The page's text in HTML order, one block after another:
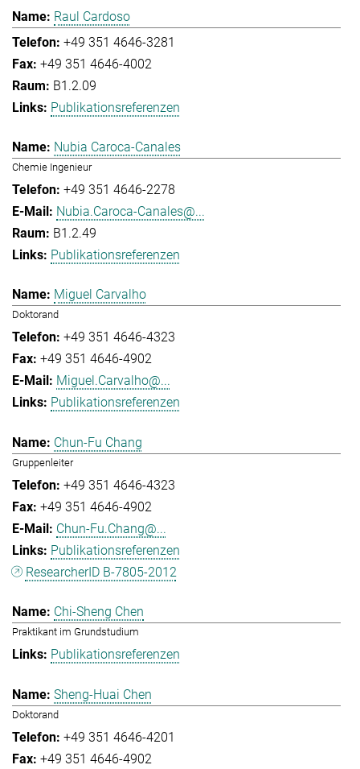
Raul Cardoso
+49 351 4646-3281
+49 351 4646-4002
B1.2.09
Publikationsreferenzen
Nubia Caroca-Canales
Chemie Ingenieur
+49 351 4646-2278
Nubia.Caroca-Canales@...
B1.2.49
Publikationsreferenzen
Miguel Carvalho
Doktorand
+49 351 4646-4323
+49 351 4646-4902
Miguel.Carvalho@...
Publikationsreferenzen
Chun-Fu Chang
Gruppenleiter
+49 351 4646-4323
+49 351 4646-4902
Chun-Fu.Chang@...
Publikationsreferenzen
ResearcherID B-7805-2012
Chi-Sheng Chen
Praktikant im Grundstudium
Publikationsreferenzen
Sheng-Huai Chen
Doktorand
+49 351 4646-4201
+49 351 4646-4902